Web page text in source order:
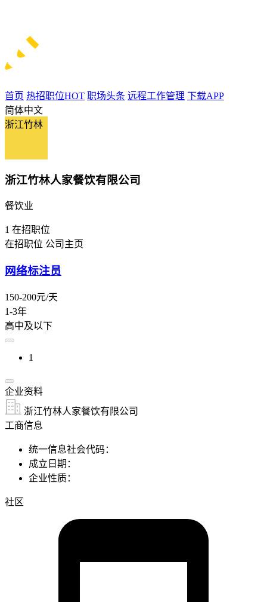
首页 热招职位HOT 职场头条 远程工作管理 下载APP
简体中文
浙江竹林
浙江竹林人家餐饮有限公司
餐饮业
1 在招职位
在招职位 公司主页
网络标注员
150-200元/天
1-3年
高中及以下
1
企业资料
浙江竹林人家餐饮有限公司
工商信息
统一信息社会代码：
成立日期：
企业性质：
社区